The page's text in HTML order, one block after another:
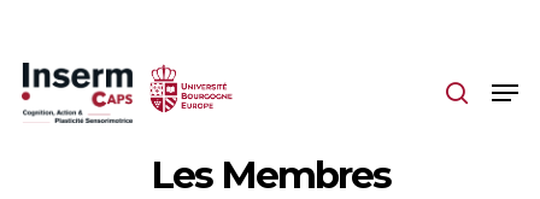
main
content
Les Membres